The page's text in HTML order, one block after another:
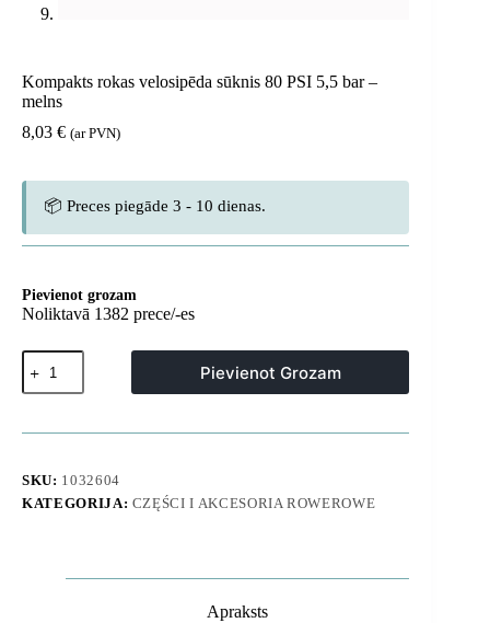
Kompakts rokas velosipēda sūknis 80 PSI 5,5 bar –
melns
8,03 € (ar PVN)
📦 Preces piegāde 3 - 10 dienas.
Pievienot grozam
Noliktavā 1382 prece/-es
Kompakts
rokas
velosipēda
80
bar
-
Pievienot Grozam
SKU: 1032604
KATEGORIJA: CZĘŚCI I AKCESORIA ROWEROWE
Apraksts